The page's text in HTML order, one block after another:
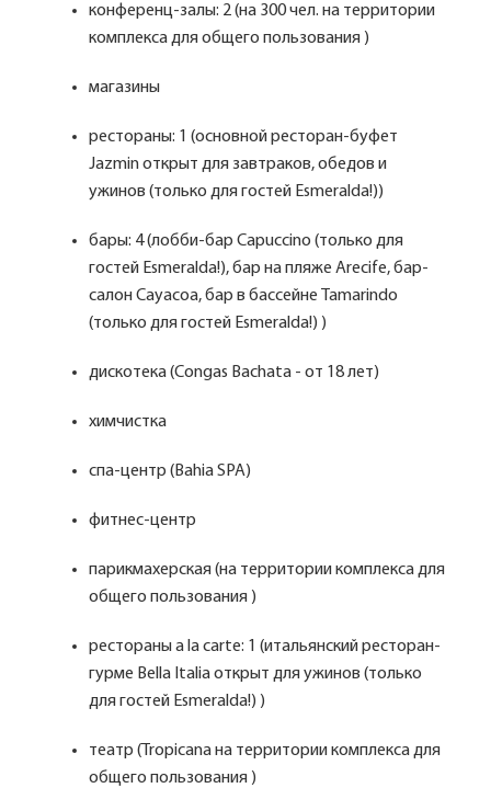
конференц-залы: 2 (на 300 чел. на территории
комплекса для общего пользования )
магазины
рестораны: 1 (основной ресторан-буфет
Jazmin открыт для завтраков, обедов и
ужинов (только для гостей Esmeralda!))
бары: 4 (лобби-бар Capuccino (только для
гостей Esmeralda!), бар на пляже Arecife, бар-
салон Cayacoa, бар в бассейне Tamarindo
(только для гостей Esmeralda!) )
дискотека (Congas Bachata - от 18 лет)
химчистка
спа-центр (Bahia SPA)
фитнес-центр
парикмахерская (на территории комплекса для
общего пользования )
рестораны a la carte: 1 (итальянский ресторан-
гурме Bella Italia открыт для ужинов (только
для гостей Esmeralda!) )
театр (Tropicana на территории комплекса для
общего пользования )